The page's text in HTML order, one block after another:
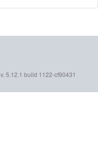
v. 5.12.1 build 1122-cf90431